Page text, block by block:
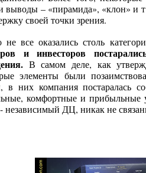
выводы – «пирамида», «клон» и
своей точки зрения.
не все оказались столь
и инвесторов
В самом деле, как
элементы были
в них компания постаралась
комфортные и прибыльные
независимый ДЦ, никак не